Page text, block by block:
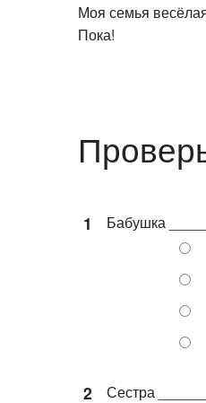
Моя семья
Пока!
1
Бабушка
2
Сестра